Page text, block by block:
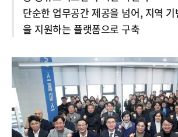
단순한 업무공간 제공을 넘어, 지역
을 지원하는 플랫폼으로 구축